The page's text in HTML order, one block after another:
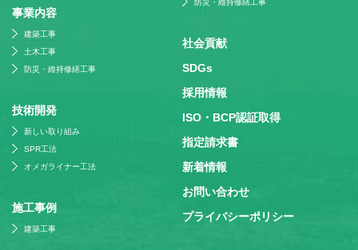
事業内容
建築工事
土木工事
防災・維持修繕工事
技術開発
新しい取り組み
SPR工法
オメガライナー工法
施⼯事例
建築工事
社会貢献
SDGs
採⽤情報
ISO・BCP認証取得
指定請求書
新着情報
お問い合わせ
プライバシーポリシー